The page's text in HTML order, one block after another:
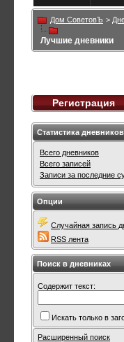
Дом СоветовЪ >
Лучшие дневники
Регистрация
Статистика дневников
Всего дневников
Всего записей
Записи за последние
Опции
Случайная запись
RSS лента
Поиск в дневниках
Содержит текст:
Искать только в
Расширенный поиск